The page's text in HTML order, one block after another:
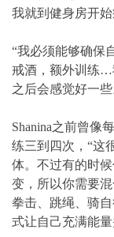
我就到健身房开始
“我必须能够确保
戒酒，额外训练…
之后会感觉好一些
Shanina之前曾像
练三到四次，“这
体。不过有的时
变，所以你需要
拳击、跳绳、骑
式让自己充满能